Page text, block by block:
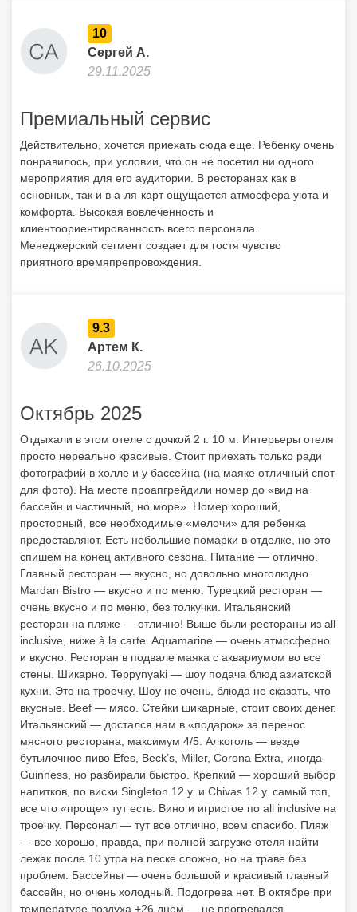
10
Сергей А.
29.11.2025
Премиальный сервис
Действительно, хочется приехать сюда еще. Ребенку очень
понравилось, при условии, что он не посетил ни одного
мероприятия для его аудитории. В ресторанах как в
основных, так и в а-ля-карт ощущается атмосфера уюта и
комфорта. Высокая вовлеченность и
клиентоориентированность всего персонала.
Менеджерский сегмент создает для гостя чувство
приятного времяпрепровождения.
9.3
Артем К.
26.10.2025
Октябрь 2025
Отдыхали в этом отеле с дочкой 2 г. 10 м. Интерьеры отеля
просто нереально красивые. Стоит приехать только ради
фотографий в холле и у бассейна (на маяке отличный спот
для фото). На месте проапгрейдили номер до «вид на
бассейн и частичный, но море». Номер хороший,
просторный, все необходимые «мелочи» для ребенка
предоставляют. Есть небольшие помарки в отделке, но это
спишем на конец активного сезона. Питание — отлично.
Главный ресторан — вкусно, но довольно многолюдно.
Mardan Bistro — вкусно и по меню. Турецкий ресторан —
очень вкусно и по меню, без толкучки. Итальянский
ресторан на пляже — отлично! Выше были рестораны из all
inclusive, ниже à la carte. Aquamarine — очень атмосферно
и вкусно. Ресторан в подвале маяка с аквариумом во все
стены. Шикарно. Teppynyaki — шоу подача блюд азиатской
кухни. Это на троечку. Шоу не очень, блюда не сказать, что
вкусные. Beef — мясо. Стейки шикарные, стоит своих денег.
Итальянский — достался нам в «подарок» за перенос
мясного ресторана, максимум 4/5. Алкоголь — везде
бутылочное пиво Efes, Beck’s, Miller, Corona Extra, иногда
Guinness, но разбирали быстро. Крепкий — хороший выбор
напитков, по виски Singleton 12 y. и Chivas 12 y. самый топ,
все что «проще» тут есть. Вино и игристое по all inclusive на
троечку. Персонал — тут все отлично, всем спасибо. Пляж
— все хорошо, правда, при полной загрузке отеля найти
лежак после 10 утра на песке сложно, но на траве без
проблем. Бассейны — очень большой и красивый главный
бассейн, но очень холодный. Подогрева нет. В октябре при
температуре воздуха +26 днем — не прогревался